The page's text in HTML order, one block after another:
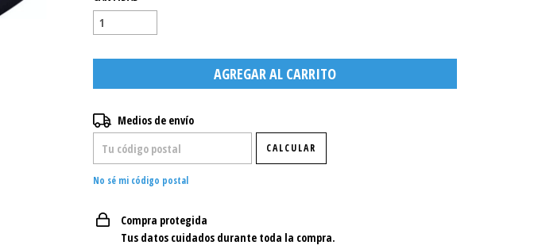
Entregas para el CP:
Medios de envío
CALCULAR
No sé mi código postal
Compra protegida
Tus datos cuidados durante toda la compra.